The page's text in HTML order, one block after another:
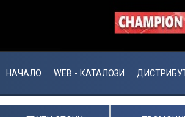
НАЧАЛО WEB - КАТАЛОЗИ